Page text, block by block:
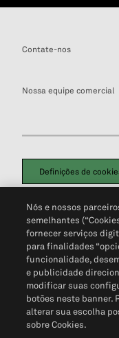
Contate-nos
Nossa equipe comercial
Definições de
Política de Privacidade
Não Venda Minhas
Nós e nossos
semelhantes
fornecer serviços
para finalidades
funcionalidade,
e publicidade
modificar suas
botões neste banner.
alterar sua escolha
sobre Cookies.